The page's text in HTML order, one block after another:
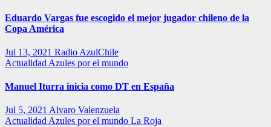
Eduardo Vargas fue escogido el mejor jugador chileno de la
Copa América
Jul 13, 2021 Radio AzulChile
Actualidad Azules por el mundo
Manuel Iturra inicia como DT en España
Jul 5, 2021 Alvaro Valenzuela
Actualidad Azules por el mundo La Roja